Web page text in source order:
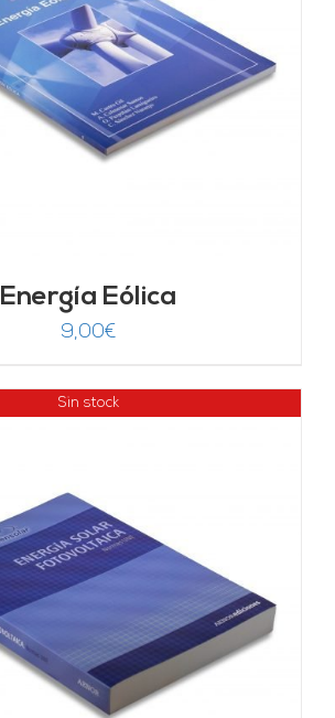
Energía Eólica
9,00€
Sin stock